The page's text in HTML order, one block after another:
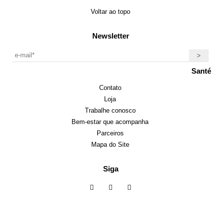
Voltar ao topo
Newsletter
Santé
Contato
Loja
Trabalhe conosco
Bem-estar que acompanha
Parceiros
Mapa do Site
Siga